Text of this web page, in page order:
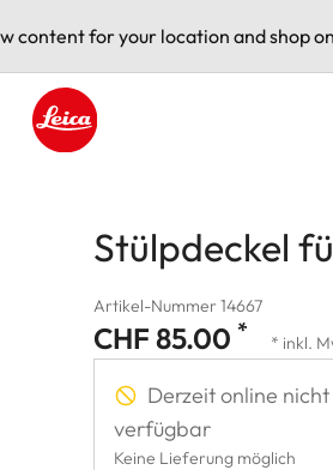
content for your location and shop
Stülpdeckel
Artikel-Nummer 14667
CHF 85.00 * * inkl.
Derzeit online nicht
verfügbar
Keine Lieferung möglich